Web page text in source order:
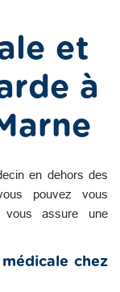
et
à
en dehors des
pouvez vous
assure une
chez